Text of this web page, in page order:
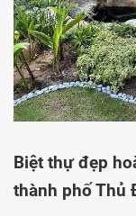
Biệt thự đẹp
thành phố Thủ